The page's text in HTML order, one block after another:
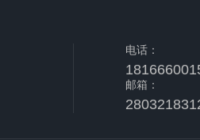
电话：
邮箱：